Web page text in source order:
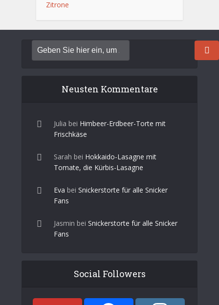
Zitrone
Neusten Kommentare
Julia bei Himbeer-Erdbeer-Torte mit
Frischkäse
Sarah bei Hokkaido-Lasagne mit
Tomate, die Kürbis-Lasagne
Eva bei Snickerstorte für alle Snicker
Fans
Jasmin bei Snickerstorte für alle Snicker
Fans
Social Followers